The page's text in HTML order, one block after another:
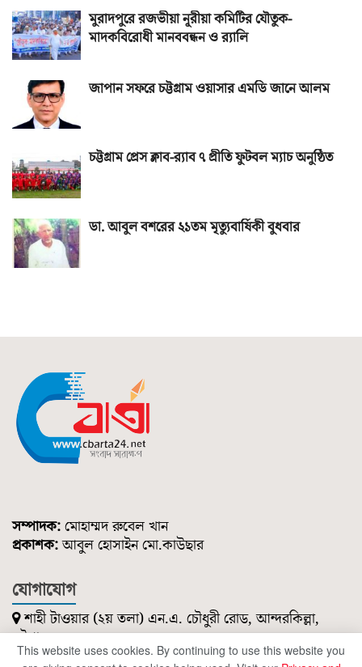
মুরাদপুরে রজভীয়া নূরীয়া কমিটির যৌতুক-
মাদকবিরোধী মানববন্ধন ও র‌্যালি
জাপান সফরে চট্টগ্রাম ওয়াসার এমডি জানে আলম
চট্টগ্রাম প্রেস ক্লাব-র‌্যাব ৭ প্রীতি ফুটবল ম্যাচ অনুষ্ঠিত
ডা. আবুল বশরের ২১তম মৃত্যুবার্ষিকী বুধবার
সম্পাদক: মোহাম্মদ রুবেল খান
প্রকাশক:আবুল হোসাইন মো.কাউছার
যোগাযোগ
শাহী টাওয়ার (২য় তলা) এন.এ. চৌধুরী রোড, আন্দরকিল্লা,
চট্টগ্রাম।
০১৮৫১ ২১৪ ৭৪৭
This website uses cookies. By continuing to use this website you